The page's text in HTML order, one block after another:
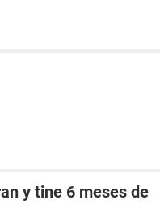
y tine 6 meses de